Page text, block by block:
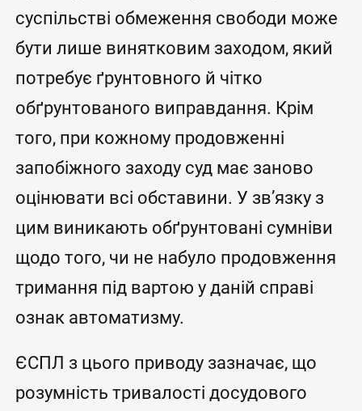
суспільстві обмеження свободи може
бути лише винятковим заходом, який
потребує ґрунтовного й чітко
обґрунтованого виправдання. Крім
того, при кожному продовженні
запобіжного заходу суд має заново
оцінювати всі обставини. У зв’язку з
цим виникають обґрунтовані сумніви
щодо того, чи не набуло продовження
тримання під вартою у даній справі
ознак автоматизму.
ЄСПЛ з цього приводу зазначає, що
розумність тривалості досудового